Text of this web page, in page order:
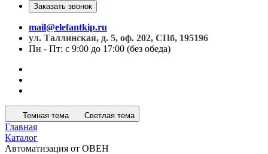
Заказать звонок
mail@elefantkip.ru
ул. Таллинская, д. 5, оф. 202, СПб, 195196
Пн - Пт: с 9:00 до 17:00 (без обеда)
Темная тема Светлая тема
Главная
Каталог
Автоматизация от ОВЕН